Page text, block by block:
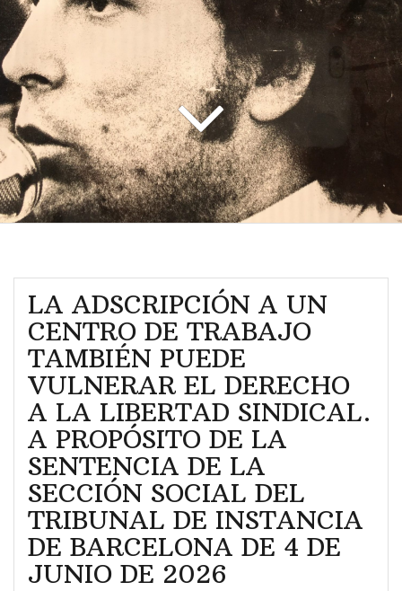
o
LA ADSCRIPCIÓN A UN
CENTRO DE TRABAJO
TAMBIÉN PUEDE
VULNERAR EL DERECHO
A LA LIBERTAD SINDICAL.
A PROPÓSITO DE LA
SENTENCIA DE LA
SECCIÓN SOCIAL DEL
TRIBUNAL DE INSTANCIA
DE BARCELONA DE 4 DE
JUNIO DE 2026